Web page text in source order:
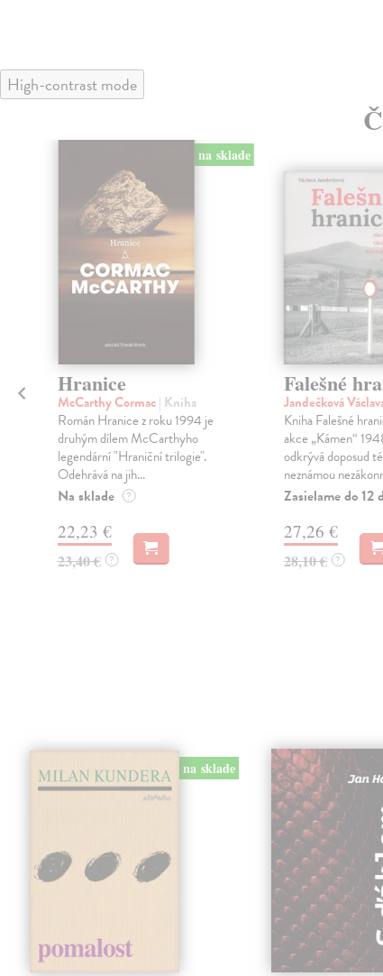
High-contrast mode
na sklade
Hranice
McCarthy Cormac| Kniha
Román Hranice z roku 1994 je
druhým dílem McCarthyho
legendární "Hraniční trilogie".
Odehrává na jih...
Na sklade ?
22,23 €
23,40 € ?
Falešné
Jandečková
Kniha Falešné
akce „Kámen“
odkrývá doposud
neznámou
Zasielame do 12
27,26 €
28,10 € ?
na sklade